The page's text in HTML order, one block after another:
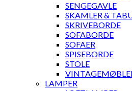
SENGEGAVLE
SKAMLER &
SKRIVEBORDE
SOFABORDE
SOFAER
SPISEBORDE
STOLE
LAMPER